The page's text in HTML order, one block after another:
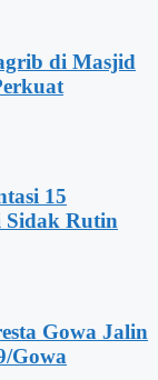
di Masjid
15
Sidak Rutin
Gowa Jalin
Gowa